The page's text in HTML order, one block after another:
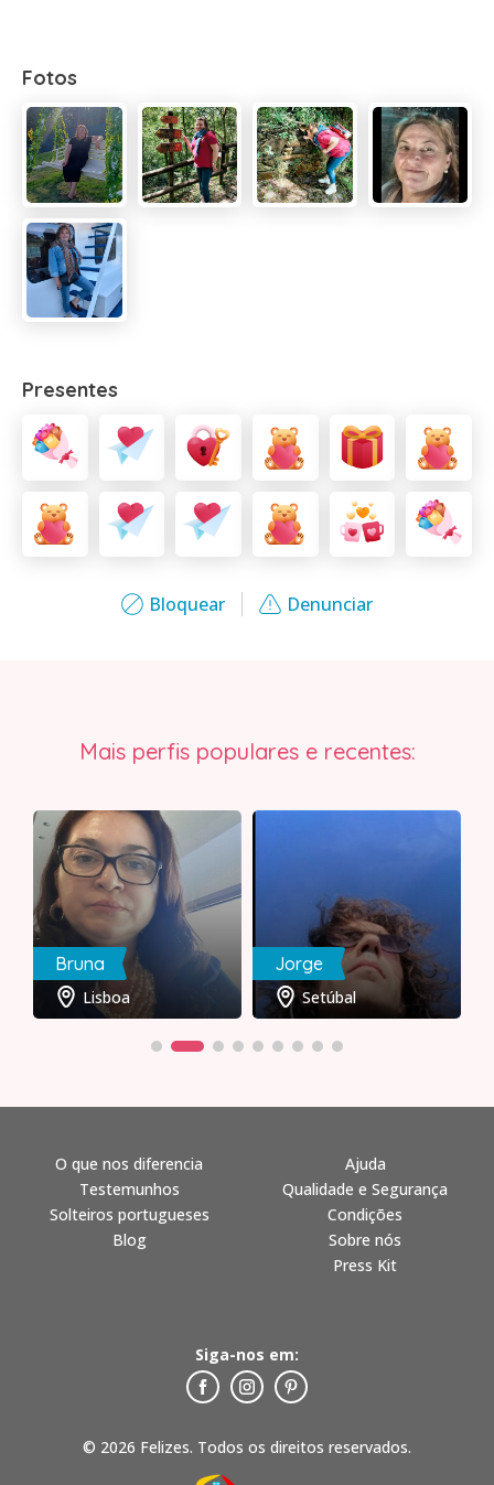
Bloquear Denunciar
Fotos
Presentes
Mais perfis populares e recentes:
Bruna
Lisboa
Jorge
Setúbal
© 2026 Felizes. Todos os direitos reservados.
O que nos diferencia
Testemunhos
Solteiros portugueses
Blog
Ajuda
Qualidade e Segurança
Condições
Sobre nós
Press Kit
Siga-nos em: